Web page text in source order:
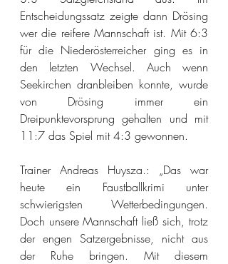
Entscheidungssatz zeigte dann Drösing
wer die reifere Mannschaft ist. Mit 6:3
für die Niederösterreicher ging es in
den letzten Wechsel. Auch wenn
Seekirchen dranbleiben konnte, wurde
von Drösing immer ein
Dreipunktevorsprung gehalten und mit
11:7 das Spiel mit 4:3 gewonnen.
Trainer Andreas Huysza.: „Das war
heute ein Faustballkrimi unter
schwierigsten Wetterbedingungen.
Doch unsere Mannschaft ließ sich, trotz
der engen Satzergebnisse, nicht aus
der Ruhe bringen. Mit diesem